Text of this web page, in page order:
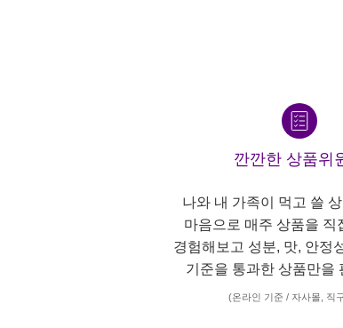
깐깐한 상품위
나와 내 가족이 먹고 쓸
마음으로 매주 상품을 직
경험해보고 성분, 맛, 안정
기준을 통과한 상품만을
(온라인 기준 / 자사몰, 직